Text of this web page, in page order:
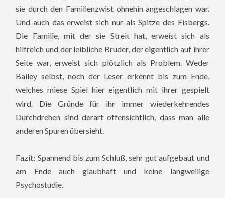
sie durch den Familienzwist ohnehin angeschlagen war.
Und auch das erweist sich nur als Spitze des Eisbergs.
Die Familie, mit der sie Streit hat, erweist sich als
hilfreich und der leibliche Bruder, der eigentlich auf ihrer
Seite war, erweist sich plötzlich als Problem. Weder
Bailey selbst, noch der Leser erkennt bis zum Ende,
welches miese Spiel hier eigentlich mit ihrer gespielt
wird. Die Gründe für ihr immer wiederkehrendes
Durchdrehen sind derart offensichtlich, dass man alle
anderen Spuren übersieht.
Fazit: Spannend bis zum Schluß, sehr gut aufgebaut und
am Ende auch glaubhaft und keine langweilige
Psychostudie.